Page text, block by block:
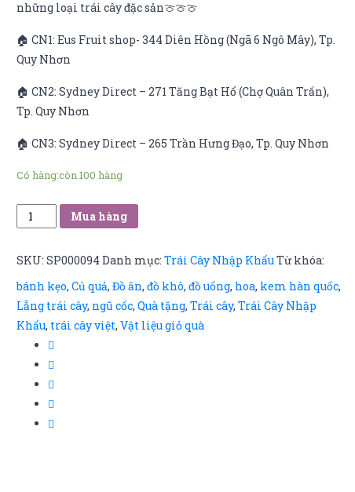
những loại trái cây đặc sản🍈🍈🍈
🏠 CN1: Eus Fruit shop- 344 Diên Hồng (Ngã 6 Ngô Mây), Tp.
Quy Nhơn
🏠 CN2: Sydney Direct – 271 Tăng Bạt Hổ (Chợ Quân Trấn),
Tp. Quy Nhơn
🏠 CN3: Sydney Direct – 265 Trần Hưng Đạo, Tp. Quy Nhơn
Có hàng:còn 100 hàng
Nho
đen
kẹo
lượng
Mua hàng
SKU: SP000094 Danh mục: Trái Cây Nhập KhẩuTừ khóa:
bánh kẹo,Củ quả,Đồ ăn,đồ khô,đồ uống, hoa, kem hàn quốc,
Lẵng trái cây, ngũ cốc,Quà tặng,Trái cây,Trái Cây Nhập
Khẩu, trái cây việt,Vật liệu giỏ quà